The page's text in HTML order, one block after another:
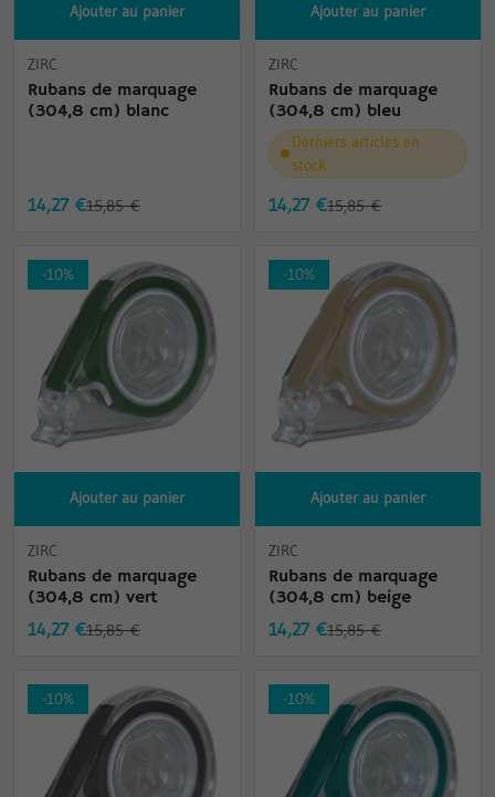
Ajouter au panier
ZIRC
Rubans de marquage
(304,8 cm) blanc
14,27 €15,85 €
Ajouter au panier
ZIRC
Rubans de marquage
(304,8 cm) bleu
Derniers articles en
stock
14,27 €15,85 €
-10%
Ajouter au panier
ZIRC
Rubans de marquage
(304,8 cm) vert
14,27 €15,85 €
-10%
Ajouter au panier
ZIRC
Rubans de marquage
(304,8 cm) beige
14,27 €15,85 €
-10% -10%